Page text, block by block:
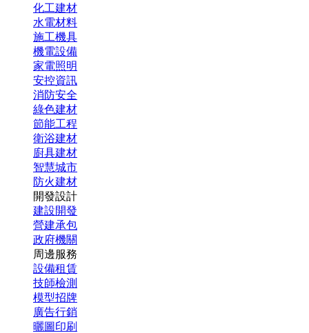
化工建材
水電材料
施工機具
機電設備
家電照明
安控資訊
消防安全
綠色建材
節能工程
衛浴建材
廚具建材
智慧城市
防火建材
開發設計
建設開發
營建承包
政府機關
周邊服務
設備租賃
技師檢測
模型招牌
廣告行銷
曬圖印刷